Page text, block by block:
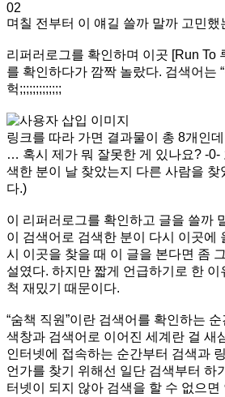
02
며칠 전부터 이 얘길 쓸까 말까 고민했
리퍼러로그를 확인하며 이곳 [Run To
를 확인하다가 깜짝 놀랐다. 검색어는
헉;;;;;;;;;;;;;
링크를 따라 가면 결과물이 총 8개인
… 혹시 제가 뭐 잘못한 게 있나요? -0-
색한 분이 날 찾았는지 다른 사람을
다.)
이 리퍼러로그를 확인하고 글을 쓸까
이 검색어로 검색한 분이 다시 이곳에
시 이곳을 찾을 때 이 글을 본다면 좀
설였다. 하지만 짧게 언급하기로 한
척 재밌기 때문이다.
“숨책 직원”이란 검색어를 확인하는
색창과 검색어로 이어진 세계란 걸 새
인터넷에 접속하는 순간부터 검색과
언가를 찾기 위해선 일단 검색부터 하
터넷이 되지 않아 검색을 할 수 없으